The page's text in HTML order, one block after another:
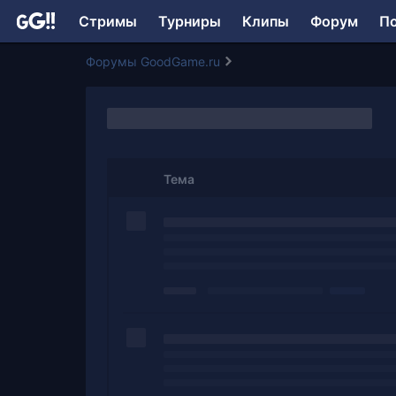
Стримы Турниры Клипы Форум
Форумы GoodGame.ru
Тема